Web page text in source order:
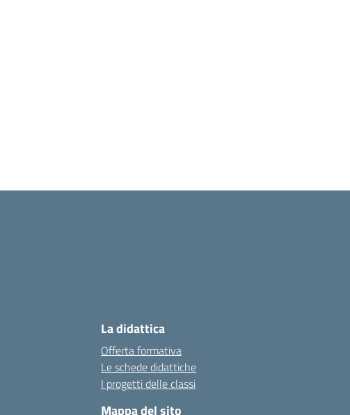
La didattica
Offerta formativa
Le schede didattiche
I progetti delle classi
Mappa del sito